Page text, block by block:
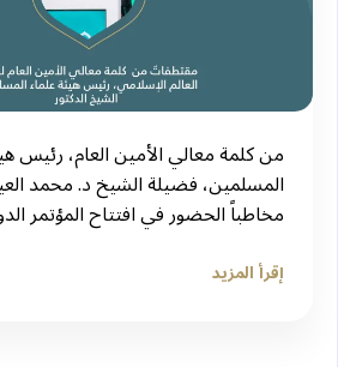
من كلمة معالي الأمين العام، رئيس
المسلمين، فضيلة الشيخ د. ⁧‫محمد
مخاطباً الحضور في افتتاح المؤتمر
إقرأ المزيد